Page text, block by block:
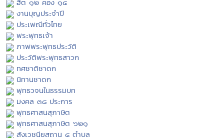
ฮีต ๑๒ คอง ๑๔
งานบุญประจำปี
ประเพณีทั่วไทย
พระพุทธเจ้า
ภาพพระพุทธประวัติ
ประวัติพระพุทธสาวก
ทศชาติชาดก
นิทานชาดก
พุทธวจนในธรรมบท
มงคล ๓๘ ประการ
พุทธศาสนสุภาษิต
พุทธศาสนสุภาษิต ๖๒๑
สังเวชนียสถาน ๔ ตำบล